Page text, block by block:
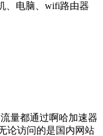
、电脑、wifi路由器
量都通过啊哈加速器
论访问的是国内网站